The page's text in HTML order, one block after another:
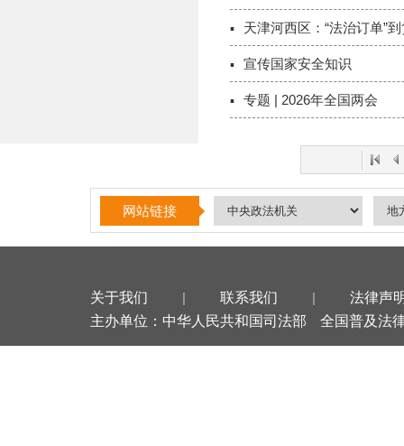
天津河西区：“法治订单”
宣传国家安全知识
专题 | 2026年全国两会
网站链接
关于我们 | 联系我们 |
法律声
主办单位：中华人民共和国司法部
全国普及法